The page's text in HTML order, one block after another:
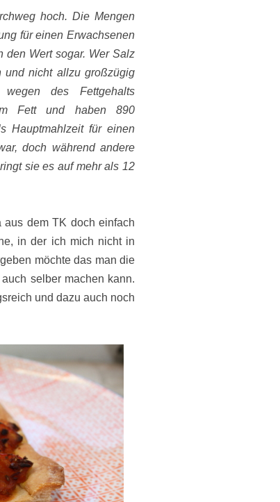
hoch. Die Mengen
für einen Erwachsenen
den Wert sogar. Wer Salz
und nicht allzu großzügig
des Fettgehalts
Fett und haben 890
Hauptmahlzeit für einen
doch während andere
sie es auf mehr als 12
dem TK doch einfach
in der ich mich nicht in
möchte das man die
selber machen kann.
und dazu auch noch